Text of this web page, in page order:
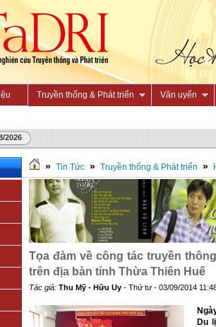
Truyền thống & Phát triển Văn uyển
2026
» Tin Tức » Truyền thống & Phát triển »
Tọa đàm về công tác truyền
trên địa bàn tỉnh Thừa Thiên Huế
Tác giả: Thu Mỹ - Hữu Uy - Thứ tư - 03/09/2014
Du